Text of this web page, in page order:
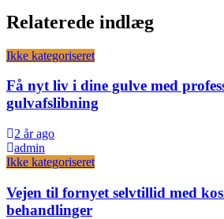
Relaterede indlæg
Ikke kategoriseret
Få nyt liv i dine gulve med
gulvafslibning
2 år ago
admin
Ikke kategoriseret
Vejen til fornyet selvtillid med
behandlinger